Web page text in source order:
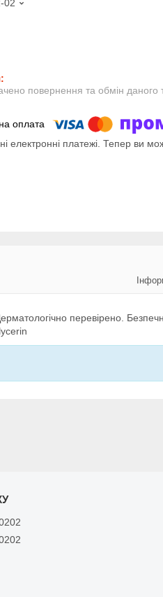
02
повернення та обмін даного
електронні платежі. Тепер ви
перевірено.